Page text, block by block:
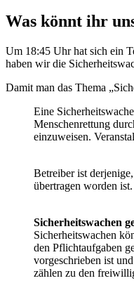
Was könnt ihr
Um 18:45 Uhr hat sich ein
haben wir die
Damit man das Thema
Eine
Menschenrettung
einzuweisen.
Betreiber ist
übertragen worden
Sicherheitswachen
Sicherheitswachen
den Pflichtaufgaben
vorgeschrieben ist
zählen zu den